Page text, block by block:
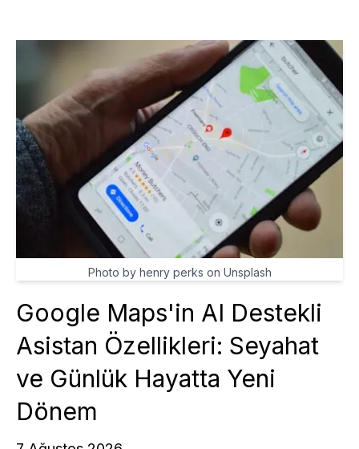
Photo by henry perks on Unsplash
Google Maps'in AI Destekli
Asistan Özellikleri: Seyahat
ve Günlük Hayatta Yeni
Dönem